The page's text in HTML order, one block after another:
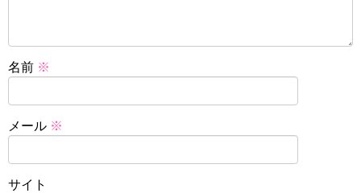
名前 ※
メール ※
サイト